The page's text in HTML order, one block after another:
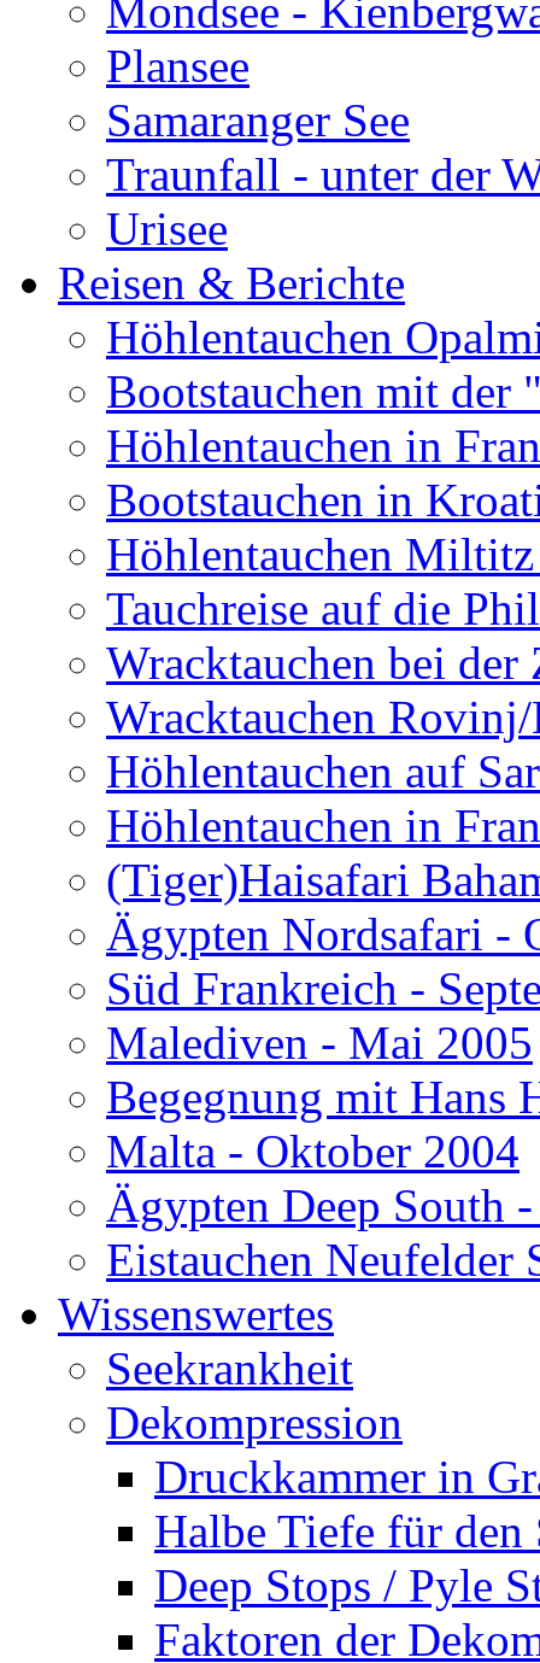
Mondsee -
Plansee
Samaranger See
Traunfall - unter der
Urisee
Reisen & Berichte
Höhlentauchen
Bootstauchen mit
Höhlentauchen in
Bootstauchen in
Höhlentauchen
Tauchreise auf die
Wracktauchen bei der
Wracktauchen
Höhlentauchen auf
Höhlentauchen in
(Tiger)Haisafari
Ägypten Nordsafari -
Süd Frankreich -
Malediven - Mai 2005
Begegnung mit Hans
Malta - Oktober 2004
Ägypten Deep South
Eistauchen Neufelder
Wissenswertes
Seekrankheit
Dekompression
Druckkammer in
Halbe Tiefe für den
Deep Stops / Pyle
Faktoren der